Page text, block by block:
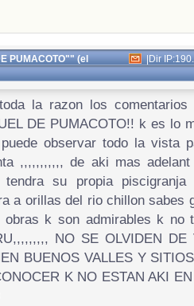
PUMACOTO"" (el
|Dir
la razon los comentarios
DE PUMACOTO!! k es lo
observar todo la vista
,,,,,,,,,,, de aki mas
su propia piscigranja
a orillas del rio chillon sabes
obras k son admirables k no
NO SE OLVIDEN DE
BUENOS VALLES Y
K NO ESTAN AKI